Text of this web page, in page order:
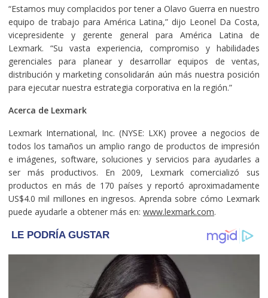
“Estamos muy complacidos por tener a Olavo Guerra en nuestro
equipo de trabajo para América Latina,” dijo Leonel Da Costa,
vicepresidente y gerente general para América Latina de
Lexmark. “Su vasta experiencia, compromiso y habilidades
gerenciales para planear y desarrollar equipos de ventas,
distribución y marketing consolidarán aún más nuestra posición
para ejecutar nuestra estrategia corporativa en la región.”
Acerca de Lexmark
Lexmark International, Inc. (NYSE: LXK) provee a negocios de
todos los tamaños un amplio rango de productos de impresión
e imágenes, software, soluciones y servicios para ayudarles a
ser más productivos. En 2009, Lexmark comercializó sus
productos en más de 170 países y reportó aproximadamente
US$4.0 mil millones en ingresos. Aprenda sobre cómo Lexmark
puede ayudarle a obtener más en: www.lexmark.com.